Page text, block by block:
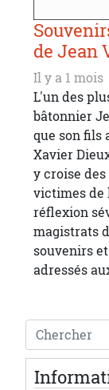
de Jean
Il y a 1 mois
L'un des
bâtonnier
que son fils
Xavier
y croise
victimes de
réflexion
magistrats
souvenirs
adressés
Chercher